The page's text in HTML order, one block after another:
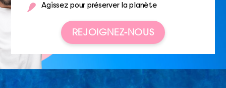
Agissez pour préserver la planète
REJOIGNEZ-NOUS